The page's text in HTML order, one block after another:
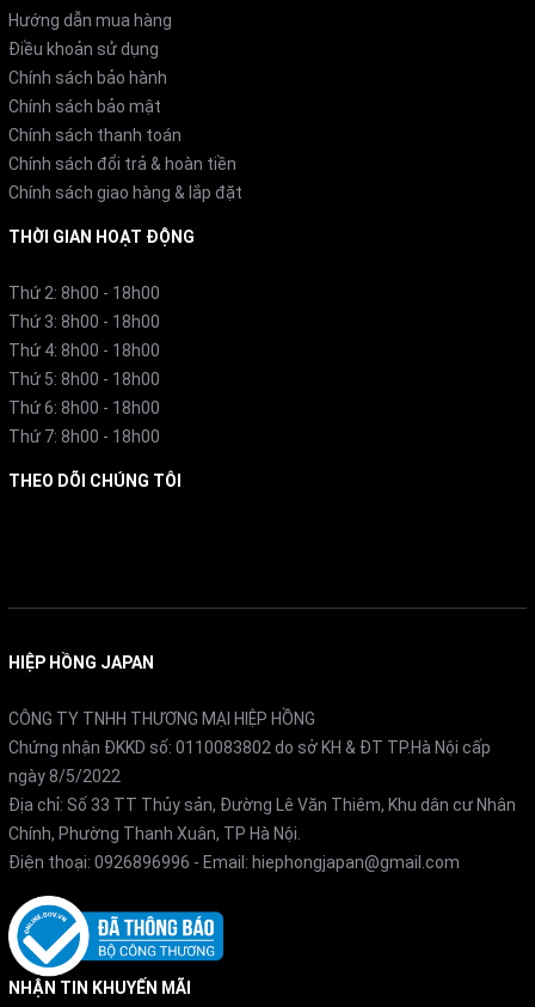
Hướng dẫn mua hàng
Điều khoản sử dụng
Chính sách bảo hành
Chính sách bảo mật
Chính sách thanh toán
Chính sách đổi trả & hoàn tiền
Chính sách giao hàng & lắp đặt
THỜI GIAN HOẠT ĐỘNG
Thứ 2: 8h00 - 18h00
Thứ 3: 8h00 - 18h00
Thứ 4: 8h00 - 18h00
Thứ 5: 8h00 - 18h00
Thứ 6: 8h00 - 18h00
Thứ 7: 8h00 - 18h00
THEO DÕI CHÚNG TÔI
HIỆP HỒNG JAPAN
CÔNG TY TNHH THƯƠNG MẠI HIỆP HỒNG
Chứng nhận ĐKKD số: 0110083802 do sở KH & ĐT TP.Hà Nội cấp
ngày 8/5/2022
Địa chỉ: Số 33 TT Thủy sản, Đường Lê Văn Thiêm, Khu dân cư Nhân
Chính, Phường Thanh Xuân, TP Hà Nội.
Điện thoại: 0926896996 - Email: hiephongjapan@gmail.com
NHẬN TIN KHUYẾN MÃI